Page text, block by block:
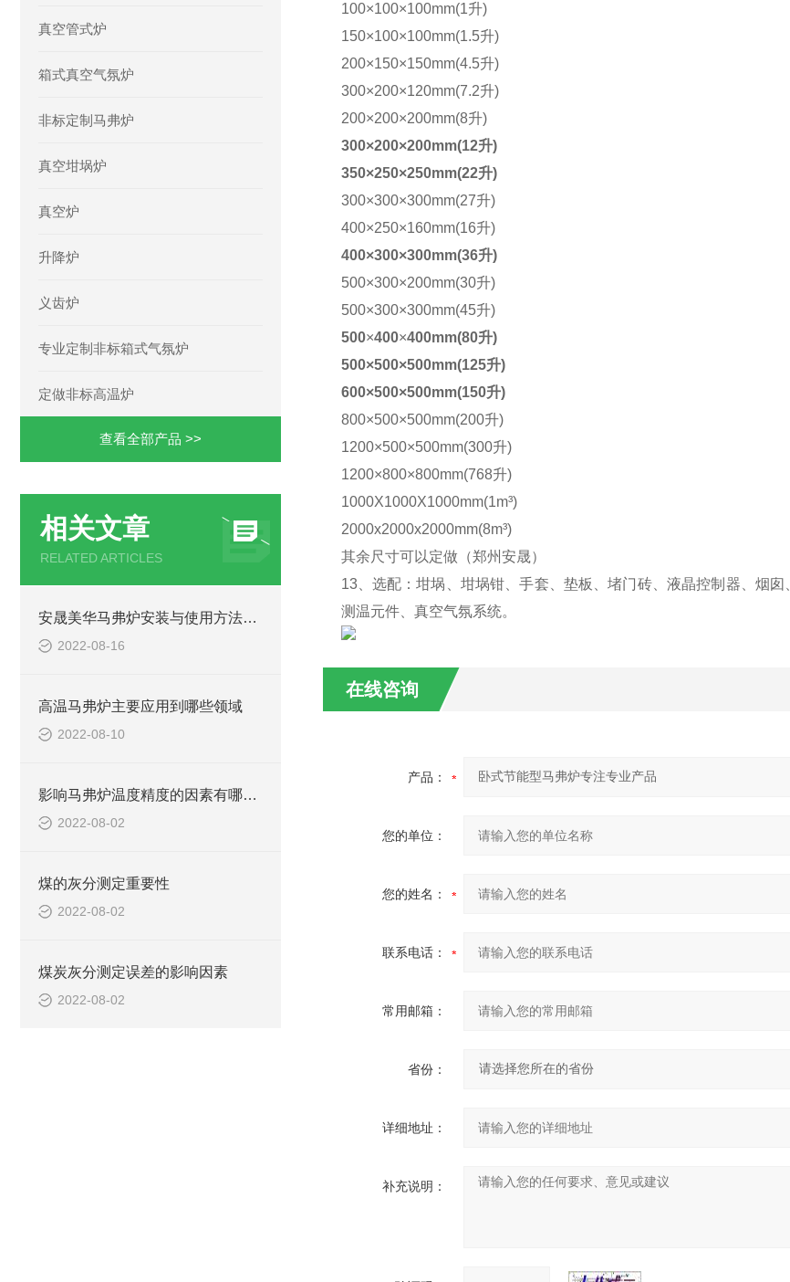
真空管式炉
箱式真空气氛炉
非标定制马弗炉
真空坩埚炉
真空炉
升降炉
义齿炉
专业定制非标箱式气氛炉
定做非标高温炉
查看全部产品 >>
相关文章
RELATED ARTICLES
安晟美华马弗炉安装与使用方法介绍
2022-08-16
高温马弗炉主要应用到哪些领域
2022-08-10
影响马弗炉温度精度的因素有哪些?
2022-08-02
煤的灰分测定重要性
2022-08-02
煤炭灰分测定误差的影响因素
2022-08-02
100×100×100mm(1升)
150×100×100mm(1.5升)
200×150×150mm(4.5升)
300×200×120mm(7.2升)
200×200×200mm(8升)
300×200×200mm(12升)
350×250×250mm(22升)
300×300×300mm(27升)
400×250×160mm(16升)
400×300×300mm(36升)
500×300×200mm(30升)
500×300×300mm(45升)
500×400×400mm(80升)
500×500×500mm(125升)
600×500×500mm(150升)
800×500×500mm(200升)
1200×500×500mm(300升)
1200×800×800mm(768升)
1000X1000X1000mm(1m³)
2000x2000x2000mm(8m³)
其余尺寸可以定做（郑州安晟）
13、选配：坩埚、坩埚钳、手套、垫板、堵门砖、液晶控制器、烟囱
测温元件、真空气氛系统。
在线咨询
产品：
您的单位：
您的姓名：
联系电话：
常用邮箱：
省份：
详细地址：
补充说明：